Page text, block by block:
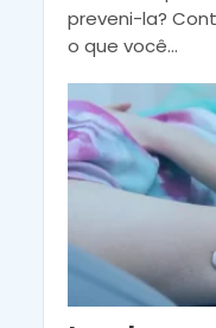
preveni-la?
o que você...